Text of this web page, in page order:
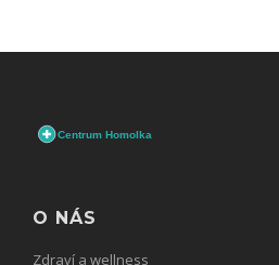
O NÁS
Zdraví a wellness